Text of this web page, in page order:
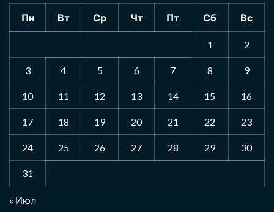
Пн Вт Ср Чт Пт Сб Вс
1 2
3 4 5 6 7 8 9
10 11 12 13 14 15 16
17 18 19 20 21 22 23
24 25 26 27 28 29 30
31
« Июл